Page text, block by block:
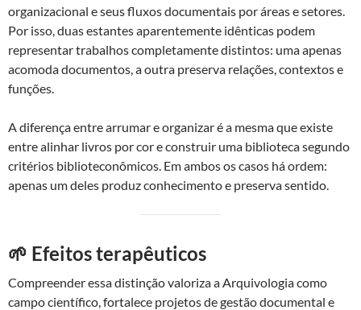
organizacional e seus fluxos documentais por áreas e setores.
Por isso, duas estantes aparentemente idênticas podem
representar trabalhos completamente distintos: uma apenas
acomoda documentos, a outra preserva relações, contextos e
funções.
A diferença entre arrumar e organizar é a mesma que existe
entre alinhar livros por cor e construir uma biblioteca segundo
critérios biblioteconômicos. Em ambos os casos há ordem:
apenas um deles produz conhecimento e preserva sentido.
🌱 Efeitos terapêuticos
Compreender essa distinção valoriza a Arquivologia como
campo científico, fortalece projetos de gestão documental e